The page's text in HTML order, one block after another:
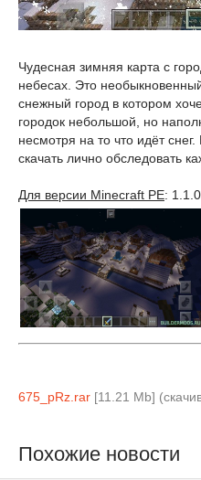
Чудесная зимняя карта с
небесах. Это
снежный город в котором
городок небольшой, но
несмотря на то что идёт
скачать лично обследовать
Для версии Minecraft PE: 1.1.0
675_pRz.rar [11.21 Mb]
Похожие новости